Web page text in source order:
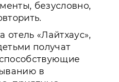
безусловно,
отель «Лайтхаус»,
получат
в